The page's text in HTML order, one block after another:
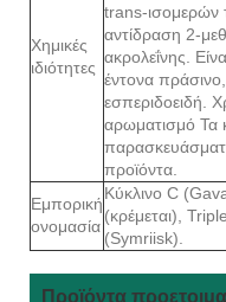
Χημικές
ιδιότητες
trans-ισομερών
αντίδραση 2-
ακρολεΐνης.
έντονα
εσπεριδοειδή.
αρωματισμό Τα
προϊόντα.
Εμπορική
ονομασία
Κύκλινο C
(κρέμεται),
(Symriisk).
Προϊόντα